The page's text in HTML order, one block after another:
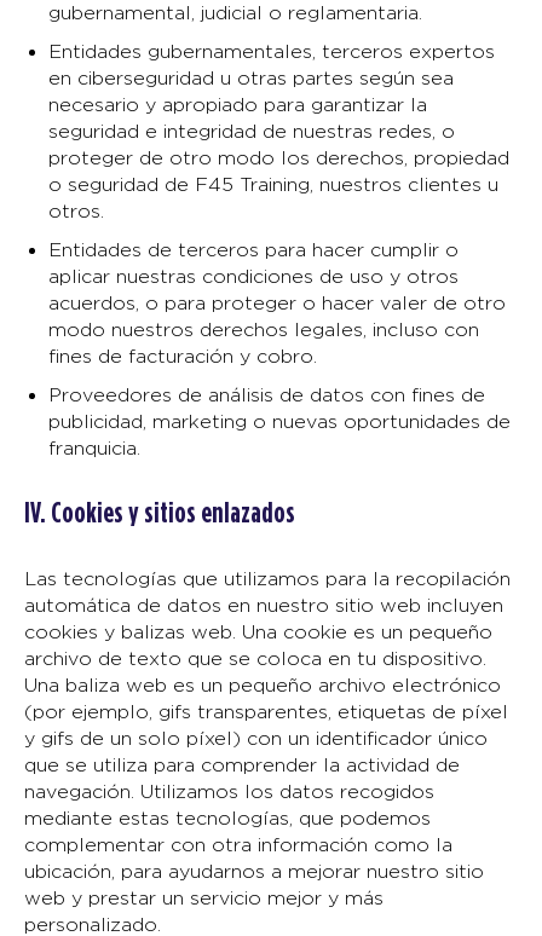
gubernamental, judicial o reglamentaria.
Entidades gubernamentales, terceros expertos
en ciberseguridad u otras partes según sea
necesario y apropiado para garantizar la
seguridad e integridad de nuestras redes, o
proteger de otro modo los derechos, propiedad
o seguridad de F45 Training, nuestros clientes u
otros.
Entidades de terceros para hacer cumplir o
aplicar nuestras condiciones de uso y otros
acuerdos, o para proteger o hacer valer de otro
modo nuestros derechos legales, incluso con
fines de facturación y cobro.
Proveedores de análisis de datos con fines de
publicidad, marketing o nuevas oportunidades de
franquicia.
IV. Cookies y sitios enlazados
Las tecnologías que utilizamos para la recopilación
automática de datos en nuestro sitio web incluyen
cookies y balizas web. Una cookie es un pequeño
archivo de texto que se coloca en tu dispositivo.
Una baliza web es un pequeño archivo electrónico
(por ejemplo, gifs transparentes, etiquetas de píxel
y gifs de un solo píxel) con un identificador único
que se utiliza para comprender la actividad de
navegación. Utilizamos los datos recogidos
mediante estas tecnologías, que podemos
complementar con otra información como la
ubicación, para ayudarnos a mejorar nuestro sitio
web y prestar un servicio mejor y más
personalizado.